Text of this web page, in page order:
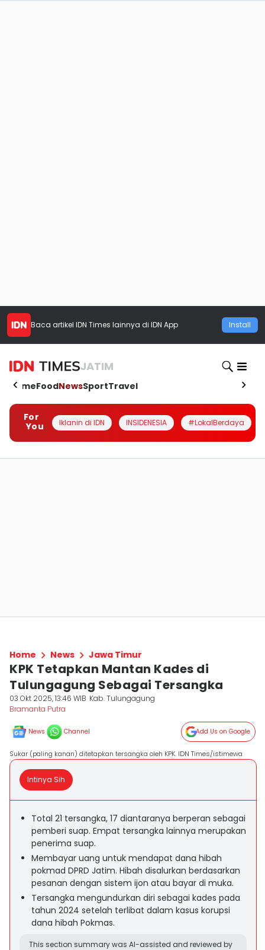
Baca artikel IDN Times lainnya di IDN App Install
JATIM
HomeFoodNewsSportTravel
For
You
Iklanin di IDN INSIDENESIA #LokalBerdaya
Home News Jawa Timur
KPK Tetapkan Mantan Kades di
Tulungagung Sebagai Tersangka
03 Okt 2025, 13:46 WIB Kab. Tulungagung
Bramanta Putra
News Channel Add Us on Google
Sukar (paling kanan) ditetapkan tersangka oleh KPK. IDN Times/istimewa
Intinya Sih
Total 21 tersangka, 17 diantaranya berperan sebagai
pemberi suap. Empat tersangka lainnya merupakan
penerima suap.
Membayar uang untuk mendapat dana hibah
pokmad DPRD Jatim. Hibah disalurkan berdasarkan
pesanan dengan sistem ijon atau bayar di muka.
Tersangka mengundurkan diri sebagai kades pada
tahun 2024 setelah terlibat dalam kasus korupsi
dana hibah Pokmas.
This section summary was AI-assisted and reviewed by